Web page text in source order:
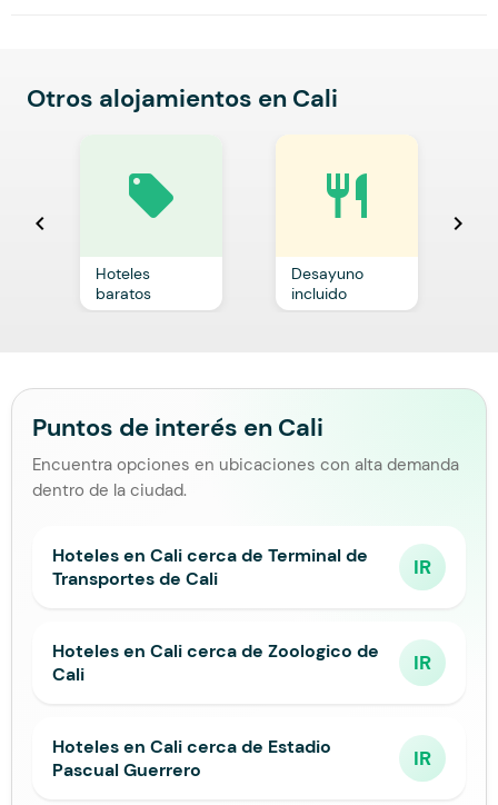
Otros alojamientos en Cali
chevron_left
local_offer
Hoteles
baratos
restaurant
Desayuno
incluido
chevron_right
Puntos de interés en Cali
Encuentra opciones en ubicaciones con alta demanda
dentro de la ciudad.
Hoteles en Cali cerca de Terminal de
Transportes de Cali
IR
Hoteles en Cali cerca de Zoologico de
Cali
IR
Hoteles en Cali cerca de Estadio
Pascual Guerrero
IR